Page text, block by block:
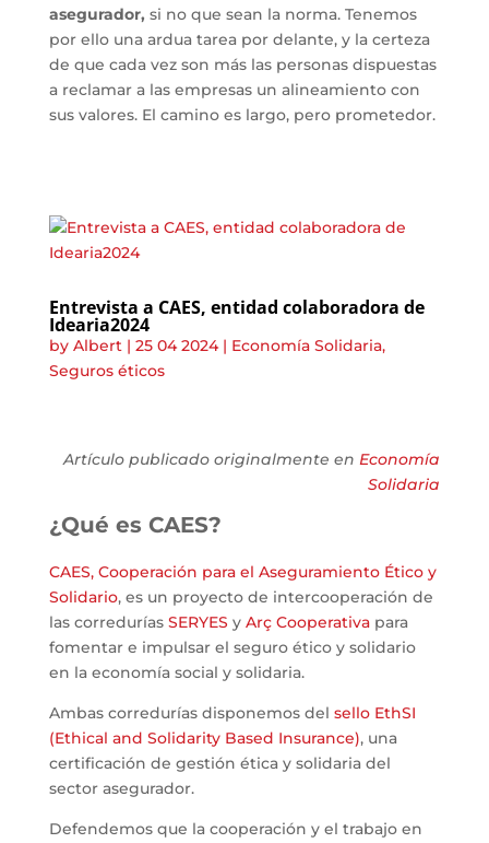
asegurador, si no que sean la norma. Tenemos
por ello una ardua tarea por delante, y la certeza
de que cada vez son más las personas dispuestas
a reclamar a las empresas un alineamiento con
sus valores. El camino es largo, pero prometedor.
Entrevista a CAES, entidad colaboradora de
Idearia2024
by Albert| 25 04 2024| Economía Solidaria,
Seguros éticos
Artículo publicado originalmente enEconomía
Solidaria
¿Qué es CAES?
CAES, Cooperación para el Aseguramiento Ético y
Solidario, es un proyecto de intercooperación de
las corredurías SERYES y Arç Cooperativapara
fomentar e impulsar el seguro ético y solidario
en la economía social y solidaria.
Ambas corredurías disponemos del sello EthSI
(Ethical and Solidarity Based Insurance), una
certificación de gestión ética y solidaria del
sector asegurador.
Defendemos que la cooperación y el trabajo en